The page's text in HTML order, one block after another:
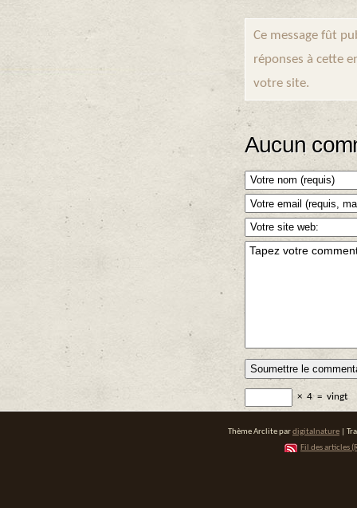
Ce message fût
réponses à cette
votre site.
Aucun
× 4 = vingt
Thème Arclite pardigitalnature |
Fil des articles